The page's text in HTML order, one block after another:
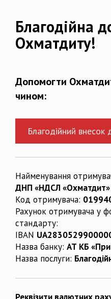
Благодійна
Охматдиту!
Допомогти
чином:
Благодійний
Найменування
ДНП «НДСЛ
Код отримувача:
Рахунок отримувача у
стандарту:
IBAN
Назва банку: АТ КБ
Назва послуги: